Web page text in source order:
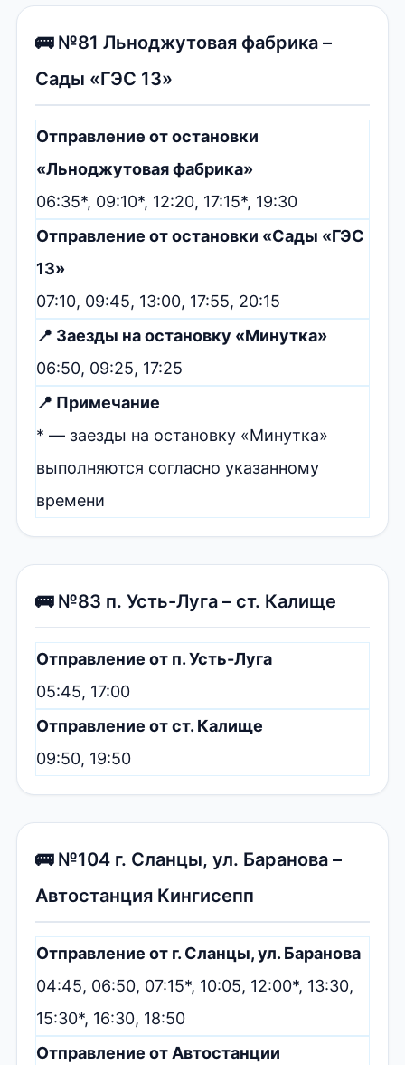
🚌 №81 Льноджутовая фабрика –
Сады «ГЭС 13»
Отправление от остановки
«Льноджутовая фабрика»
06:35*, 09:10*, 12:20, 17:15*, 19:30
Отправление от остановки «Сады «ГЭС
13»
07:10, 09:45, 13:00, 17:55, 20:15
📍 Заезды на остановку «Минутка»
06:50, 09:25, 17:25
📍 Примечание
* — заезды на остановку «Минутка»
выполняются согласно указанному
времени
🚌 №83 п. Усть-Луга – ст. Калище
Отправление от п. Усть-Луга
05:45, 17:00
Отправление от ст. Калище
09:50, 19:50
🚌 №104 г. Сланцы, ул. Баранова –
Автостанция Кингисепп
Отправление от г. Сланцы, ул. Баранова
04:45, 06:50, 07:15*, 10:05, 12:00*, 13:30,
15:30*, 16:30, 18:50
Отправление от Автостанции